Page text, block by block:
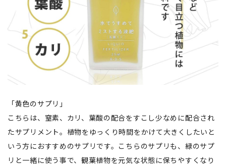
「黄色のサプリ」
こちらは、窒素、カリ、葉酸の配合をすこし少なめに配合され
たサプリメント。植物をゆっくり時間をかけて大きくしたいと
いう方におすすめのサプリです。こちらのサプリも、緑のサプ
リと一緒に使う事で、観葉植物を元気な状態に保ちやすくなり